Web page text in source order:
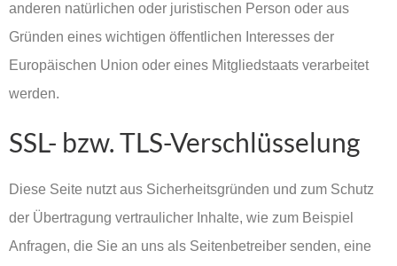
anderen natürlichen oder juristischen Person oder aus
Gründen eines wichtigen öffentlichen Interesses der
Europäischen Union oder eines Mitgliedstaats verarbeitet
werden.
SSL- bzw. TLS-Verschlüsselung
Diese Seite nutzt aus Sicherheitsgründen und zum Schutz
der Übertragung vertraulicher Inhalte, wie zum Beispiel
Anfragen, die Sie an uns als Seitenbetreiber senden, eine